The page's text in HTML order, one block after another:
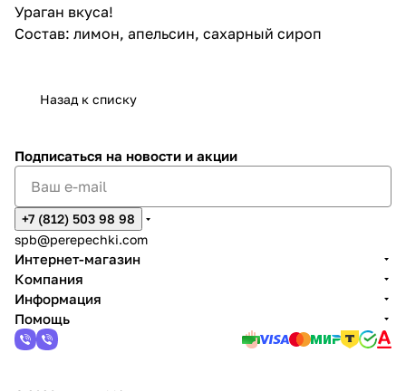
Ураган вкуса!
Состав: лимон, апельсин, сахарный сироп
Назад к списку
Подписаться на новости и акции
+7 (812) 503 98 98
spb@perepechki.com
Интернет-магазин
Компания
Информация
Помощь